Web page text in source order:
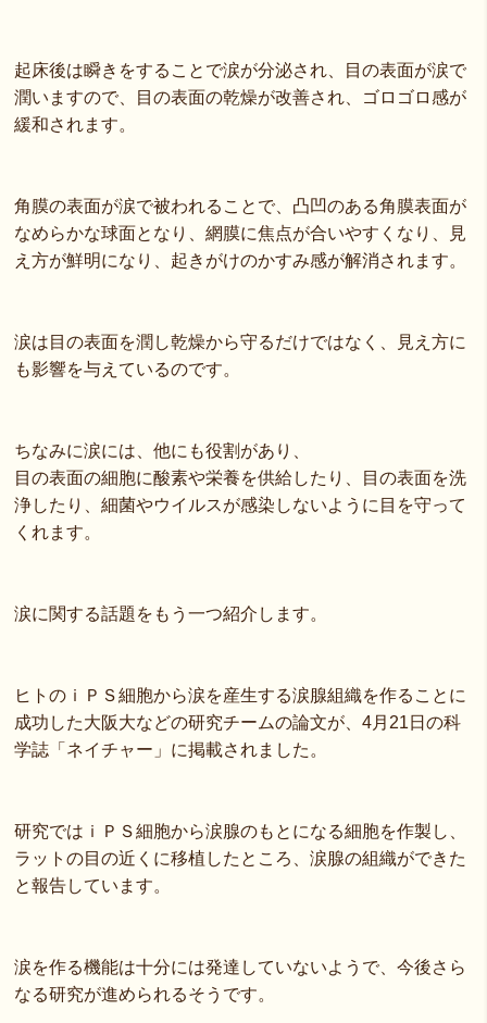
起床後は瞬きをすることで涙が分泌され、目の表面が涙で
潤いますので、目の表面の乾燥が改善され、ゴロゴロ感が
緩和されます。
角膜の表面が涙で被われることで、凸凹のある角膜表面が
なめらかな球面となり、網膜に焦点が合いやすくなり、見
え方が鮮明になり、起きがけのかすみ感が解消されます。
涙は目の表面を潤し乾燥から守るだけではなく、見え方に
も影響を与えているのです。
ちなみに涙には、他にも役割があり、
目の表面の細胞に酸素や栄養を供給したり、目の表面を洗
浄したり、細菌やウイルスが感染しないように目を守って
くれます。
涙に関する話題をもう一つ紹介します。
ヒトのｉＰＳ細胞から涙を産生する涙腺組織を作ることに
成功した大阪大などの研究チームの論文が、4月21日の科
学誌「ネイチャー」に掲載されました。
研究ではｉＰＳ細胞から涙腺のもとになる細胞を作製し、
ラットの目の近くに移植したところ、涙腺の組織ができた
と報告しています。
涙を作る機能は十分には発達していないようで、今後さら
なる研究が進められるそうです。